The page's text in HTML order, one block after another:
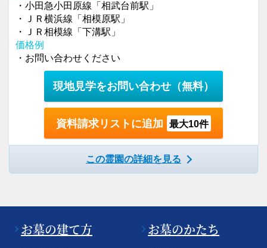
・小田急小田原線「相武台前駅」
・ＪＲ横浜線「相模原駅」
・ＪＲ相模線「下溝駅」
価格例
・お問い合わせください
現地見学をお問い合わせ （無料）
資料請求リストに追加 最大10件
この霊園の詳細を見る
お墓の建て方 お墓のかたち